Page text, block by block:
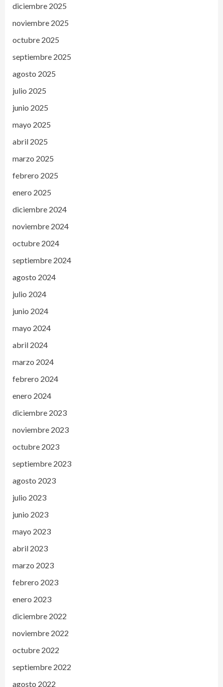
diciembre 2025
noviembre 2025
octubre 2025
septiembre 2025
agosto 2025
julio 2025
junio 2025
mayo 2025
abril 2025
marzo 2025
febrero 2025
enero 2025
diciembre 2024
noviembre 2024
octubre 2024
septiembre 2024
agosto 2024
julio 2024
junio 2024
mayo 2024
abril 2024
marzo 2024
febrero 2024
enero 2024
diciembre 2023
noviembre 2023
octubre 2023
septiembre 2023
agosto 2023
julio 2023
junio 2023
mayo 2023
abril 2023
marzo 2023
febrero 2023
enero 2023
diciembre 2022
noviembre 2022
octubre 2022
septiembre 2022
agosto 2022